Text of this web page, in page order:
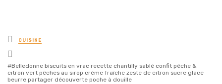
Posted
in
CUISINE
with
Belledonne biscuits en vrac recette chantilly sablé confit pêche &
citron vert pêches au sirop crème fraîche zeste de citron sucre glace
beurre partager découverte poche à douille